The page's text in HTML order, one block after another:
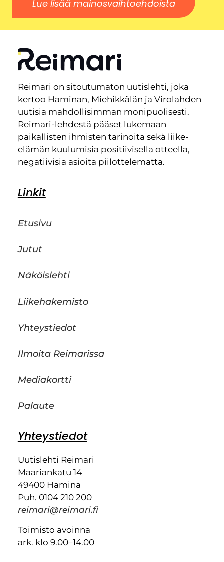
Lue lisää mainosvaihtoehdoista
Reimari on sitoutumaton uutislehti, joka
kertoo Haminan, Miehikkälän ja Virolahden
uutisia mahdollisimman monipuolisesti.
Reimari-lehdestä pääset lukemaan
paikallisten ihmisten tarinoita sekä liike-
elämän kuulumisia positiivisella otteella,
negatiivisia asioita piilottelematta.
Linkit
Etusivu
Jutut
Näköislehti
Liikehakemisto
Yhteystiedot
Ilmoita Reimarissa
Mediakortti
Palaute
Yhteystiedot
Uutislehti Reimari
Maariankatu 14
49400 Hamina
Puh. 0104 210 200
reimari@reimari.fi
Toimisto avoinna
ark. klo 9.00–14.00